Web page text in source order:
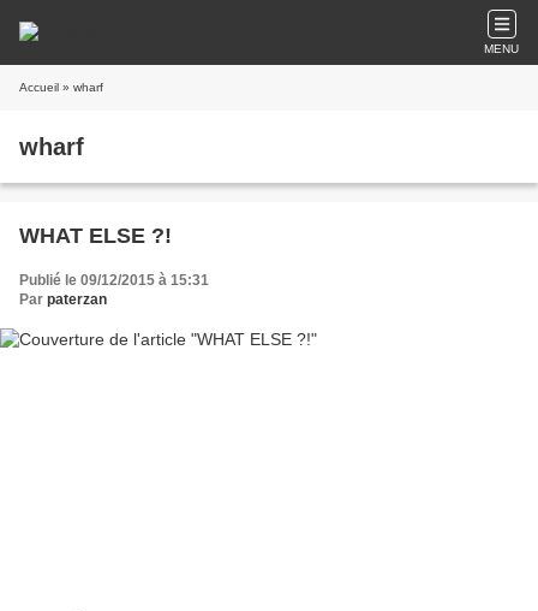
MENU
Accueil » wharf
wharf
WHAT ELSE ?!
Publié le 09/12/2015 à 15:31
Par paterzan